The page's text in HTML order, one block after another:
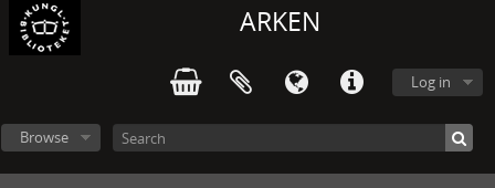
ARKEN
Log in
Browse